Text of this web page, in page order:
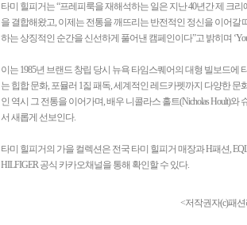
타미 힐피거는 “프레피룩을 재해석하는 일은 지난 40년간 제 크
을 결합해왔고, 이제는 전통을 깨뜨리는 반전적인 정신을 이어갈
하는 상징적인 순간을 신선하게 풀어낸 캠페인이다”고 밝히며
이는 1985년 브랜드 창립 당시 뉴욕 타임스퀘어의 대형 빌보드
는 힙합 문화, 포뮬러 1짋 패독, 세계적인 레드카펫까지 다양한
인 역시 그 전통을 이어가며, 배우 니콜라스 홀트(Nicholas Hoult)와
서 새롭게 선보인다.
타미 힐피거의 가을 컬렉션은 전국 타미 힐피거 매장과 H패션,
HILFIGER 공식 카카오채널을 통해 확인할 수 있다.
<저작권자(c)패